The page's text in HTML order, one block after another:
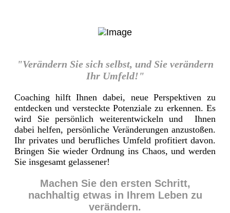
"Verändern Sie sich selbst, und Sie verändern
Ihr Umfeld!"
Coaching hilft Ihnen dabei, neue Perspektiven zu
entdecken und versteckte Potenziale zu erkennen. Es
wird Sie persönlich weiterentwickeln und Ihnen
dabei helfen, persönliche Veränderungen anzustoßen.
Ihr privates und berufliches Umfeld profitiert davon.
Bringen Sie wieder Ordnung ins Chaos, und werden
Sie insgesamt gelassener!
Machen Sie den ersten Schritt,
nachhaltig etwas in Ihrem Leben zu
verändern.